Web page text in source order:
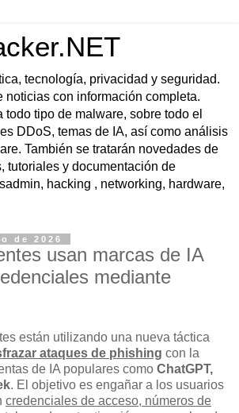
tecnología, privacidad y seguridad.
noticias con información completa.
todo tipo de malware, sobre todo el
DDoS, temas de IA, así como análisis
También se tratarán novedades de
tutoriales y documentación de
hacking , networking, hardware,
de 2026
usan marcas de IA
mediante
están utilizando una nueva táctica
ataques de phishing con la
de IA populares como ChatGPT,
. El objetivo es engañar a los usuarios
credenciales de acceso, números de